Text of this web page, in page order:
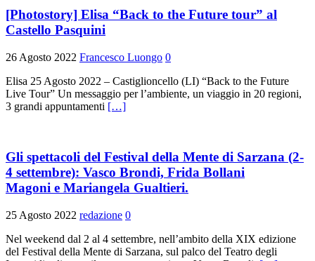
[Photostory] Elisa “Back to the Future tour” al
Castello Pasquini
26 Agosto 2022 Francesco Luongo 0
Elisa 25 Agosto 2022 – Castiglioncello (LI) “Back to the Future
Live Tour” Un messaggio per l’ambiente, un viaggio in 20 regioni,
3 grandi appuntamenti […]
Gli spettacoli del Festival della Mente di Sarzana (2-
4 settembre): Vasco Brondi, Frida Bollani
Magoni e Mariangela Gualtieri.
25 Agosto 2022 redazione 0
Nel weekend dal 2 al 4 settembre, nell’ambito della XIX edizione
del Festival della Mente di Sarzana, sul palco del Teatro degli